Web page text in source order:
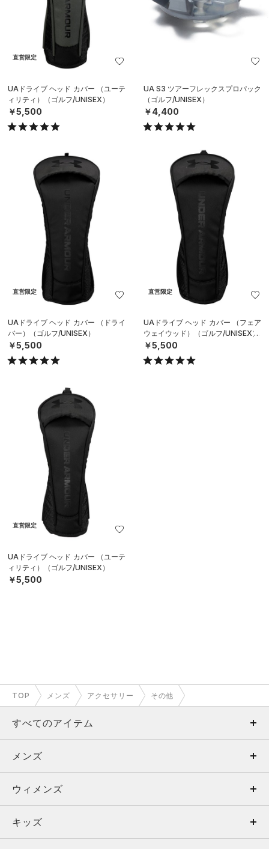
直営限定
UAドライブ ヘッド カバー （ユーテ
ィリティ）（ゴルフ/UNISEX）
￥5,500
UA S3 ツアーフレックスプロパック
（ゴルフ/UNISEX）
￥4,400
直営限定
UAドライブ ヘッド カバー （ドライ
バー）（ゴルフ/UNISEX）
￥5,500
直営限定
UAドライブ ヘッド カバー （フェア
ウェイウッド）（ゴルフ/UNISEX）
￥5,500
直営限定
UAドライブ ヘッド カバー （ユーテ
ィリティ）（ゴルフ/UNISEX）
￥5,500
TOP メンズ アクセサリー その他
すべてのアイテム
メンズ
ウィメンズ
キッズ
メンズ
トップス
ボトムス
ウィメンズ
トップス
キッズ